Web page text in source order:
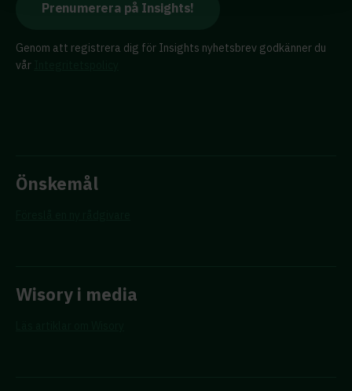
Genom att registrera dig för Insights nyhetsbrev godkänner du
vår
Önskemål
Wisory i media